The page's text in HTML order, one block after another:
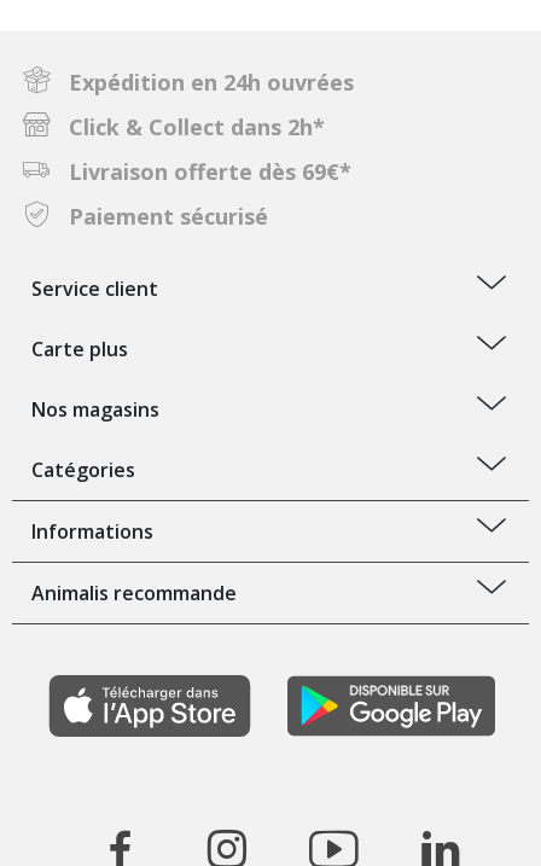
Expédition en 24h ouvrées
Click & Collect dans 2h*
Livraison offerte dès 69€*
Paiement sécurisé
Service client
Carte plus
Nos magasins
Catégories
Informations
Animalis recommande